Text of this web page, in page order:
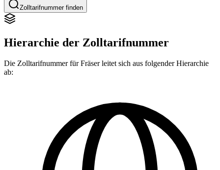
Zolltarifnummer finden
Hierarchie der Zolltarifnummer
Die Zolltarifnummer für Fräser leitet sich aus folgender Hierarchie
ab: